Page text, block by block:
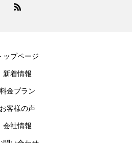
ップページ
新着情報
料金プラン
お客様の声
会社情報